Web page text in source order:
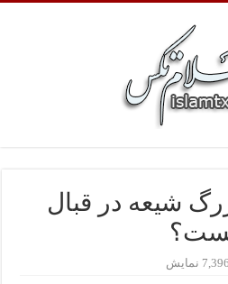
شیعه در قبال
7,396 نمایش